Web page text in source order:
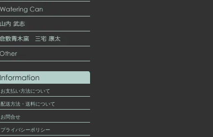
お支払い方法について
配送方法・送料について
お問合せ
プライバシーポリシー